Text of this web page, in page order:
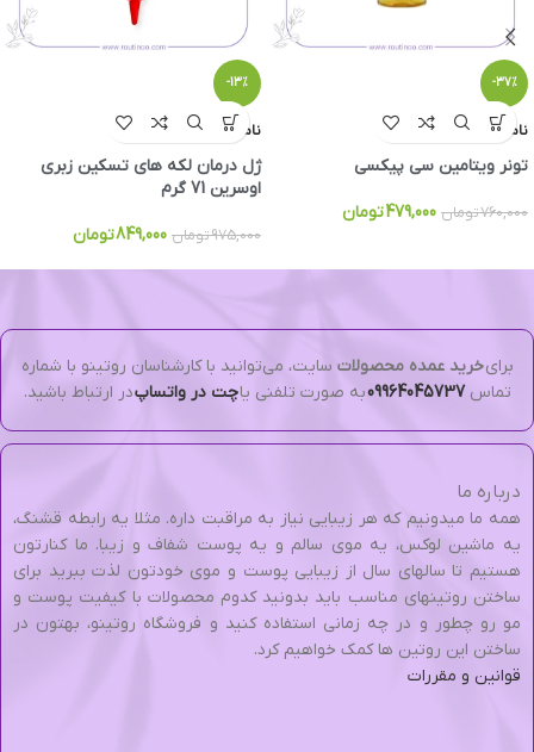
-37%
ناموجود
تونر ویتامین سی پیکسی
760,000تومان 479,000تومان
-13%
ناموجود
ژل درمان لکه های تسکین زبری
اوسرین 71 گرم
975,000تومان 849,000تومان
برایخرید عمده محصولات سایت، می‌توانید با کارشناسان روتینو با شماره
تماس09964045737به صورت تلفنی یاچت در واتساپدر ارتباط باشید.
درباره ما
همه ما میدونیم که هر زیبایی نیاز به مراقبت داره. مثلا یه رابطه قشنگ،
یه ماشین لوکس، یه موی سالم و یه پوست شفاف و زیبا. ما کنارتون
هستیم تا سالهای سال از زیبایی پوست و موی خودتون لذت ببرید برای
ساختن روتینهای مناسب باید بدونید کدوم محصولات با کیفیت پوست و
مو رو چطور و در چه زمانی استفاده کنید و فروشگاه روتینو، بهتون در
ساختن این روتین ها کمک خواهیم کرد.
قوانین و مقررات